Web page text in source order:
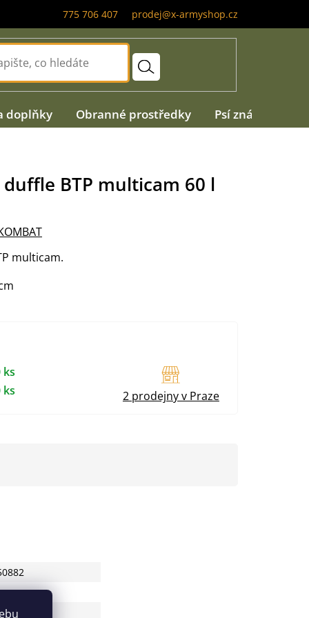
775 706 407 prodej@x-armyshop.cz
doplňky Obranné prostředky Psí známky
multicam.
BTP multicam 60 l
ks
ks
2 prodejny v Praze